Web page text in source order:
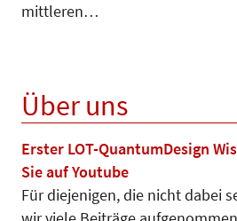
mitt­leren…
Über uns
Erster LOT-QuantumDesign
Sie auf Youtube
Für diejenigen, die nicht dabei